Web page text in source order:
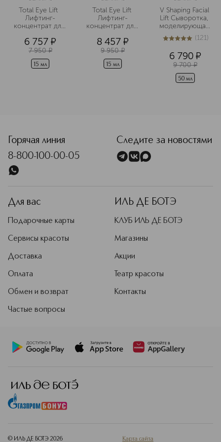
Total Eye Lift
Лифтинг-
концентрат для
глаз с
восстанавливающим
действием
(сменный блок)
6 757 ¤
7 950 ¤
15 мл
Total Eye Lift
Лифтинг-
концентрат для
глаз с
восстанавливающим
8 457 ¤
9 950 ¤
15 мл
V Shaping Facial
Lift Сыворотка,
моделирующая
контур лица
5из 5121 (121)
6 790 ¤
9 700 ¤
50 мл
Горячая линия
8-800-100-00-05
Следите за новостями
Для вас
Подарочные карты
Сервисы красоты
Доставка
Оплата
Обмен и возврат
Частые вопросы
ИЛЬ ДЕ БОТЭ
КЛУБ ИЛЬ ДЕ БОТЭ
Магазины
Акции
Театр красоты
Контакты
© ИЛЬ ДЕ БОТЭ 2026 Карта сайта